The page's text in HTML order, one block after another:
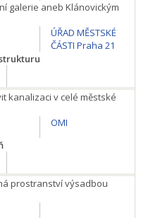
galerie aneb Klánovickým
ÚŘAD MĚSTSKÉ
ČÁSTI Praha 21
kanalizaci v celé městské
OMI
prostranství výsadbou